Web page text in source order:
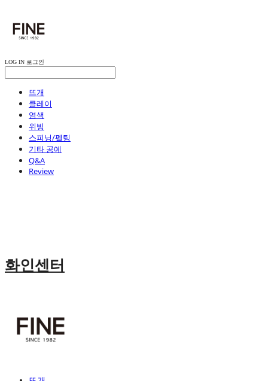
LOG IN 로그인
뜨개
클레이
염색
위빙
스피닝/펠팅
기타 공예
Q&A
Review
화인센터